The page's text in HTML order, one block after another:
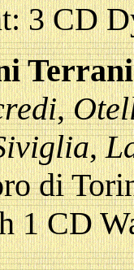
3 CD
Terrani
,
,
di
1 CD